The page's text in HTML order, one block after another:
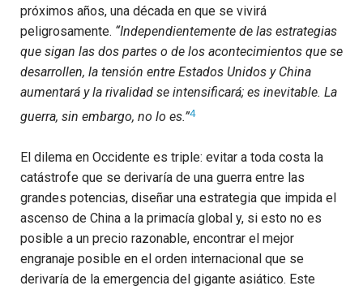
próximos años, una década en que se vivirá
peligrosamente. “Independientemente de las estrategias
que sigan las dos partes o de los acontecimientos que se
desarrollen, la tensión entre Estados Unidos y China
aumentará y la rivalidad se intensificará; es inevitable. La
guerra, sin embargo, no lo es.”4
El dilema en Occidente es triple: evitar a toda costa la
catástrofe que se derivaría de una guerra entre las
grandes potencias, diseñar una estrategia que impida el
ascenso de China a la primacía global y, si esto no es
posible a un precio razonable, encontrar el mejor
engranaje posible en el orden internacional que se
derivaría de la emergencia del gigante asiático. Este